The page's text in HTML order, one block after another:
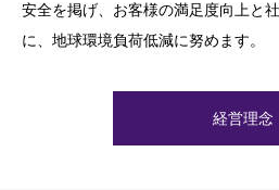
安全を掲げ、お客様の満足度向上と
に、地球環境負荷低減に努めます。
経営理念
社会からの信頼をより高めるために
ひとりが遵守し、公正な事業活動の
コンプライア
くり（鋳造・加工）を目指します。
環境への取り